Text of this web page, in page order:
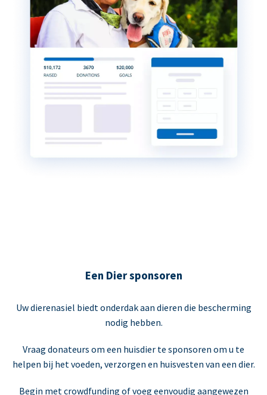
Een Dier sponsoren
Uw dierenasiel biedt onderdak aan dieren die bescherming
nodig hebben.
Vraag donateurs om een huisdier te sponsoren om u te
helpen bij het voeden, verzorgen en huisvesten van een dier.
Begin met crowdfunding of voeg eenvoudig aangewezen